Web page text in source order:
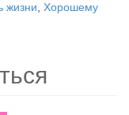
жизни
Хорошему